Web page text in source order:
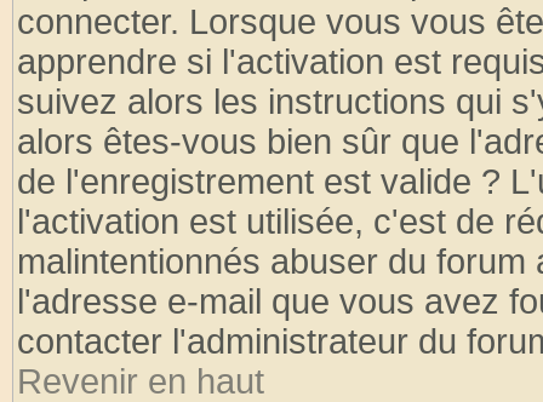
connecter. Lorsque vous vous
apprendre si l'activation est
suivez alors les instructions qui
alors êtes-vous bien sûr que
de l'enregistrement est valide ?
l'activation est utilisée, c'est de
malintentionnés abuser du
l'adresse e-mail que vous avez
contacter l'administrateur du
Revenir en haut